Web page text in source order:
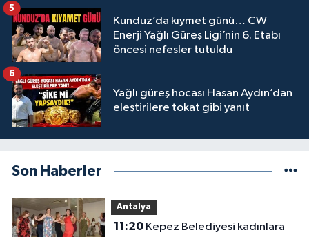
Kunduz’da kıymet günü… CW
Enerji Yağlı Güreş Ligi’nin 6. Etabı
öncesi nefesler tutuldu
5
Yağlı güreş hocası Hasan Aydın’dan
eleştirilere tokat gibi yanıt
6
Son Haberler
Antalya
11:20Kepez Belediyesi kadınlara